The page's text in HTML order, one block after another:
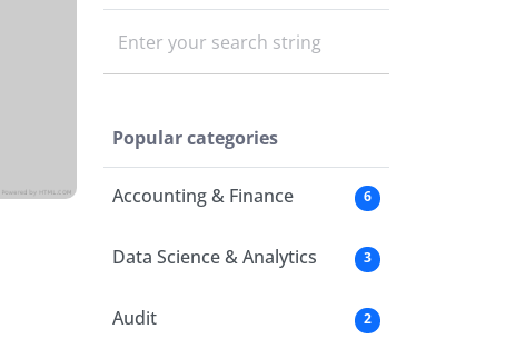
Enter your search string
Popular categories
Accounting & Finance 6
Data Science & Analytics 3
Audit 2